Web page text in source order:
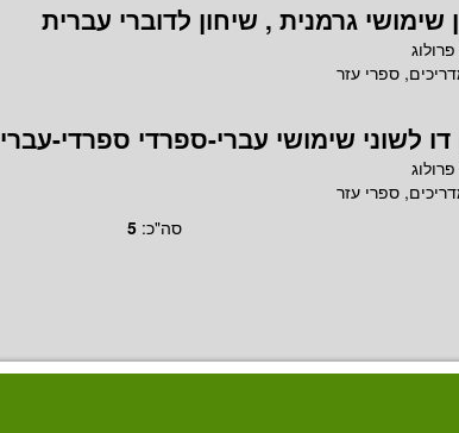
שימושי גרמנית , שיחון לדוברי עברית
פרולוג
ספרי עזר
דו לשוני שימושי עברי-ספרדי ספרדי-עברי
פרולוג
ספרי עזר
סה"כ: 5